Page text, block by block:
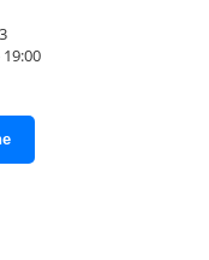
19:00